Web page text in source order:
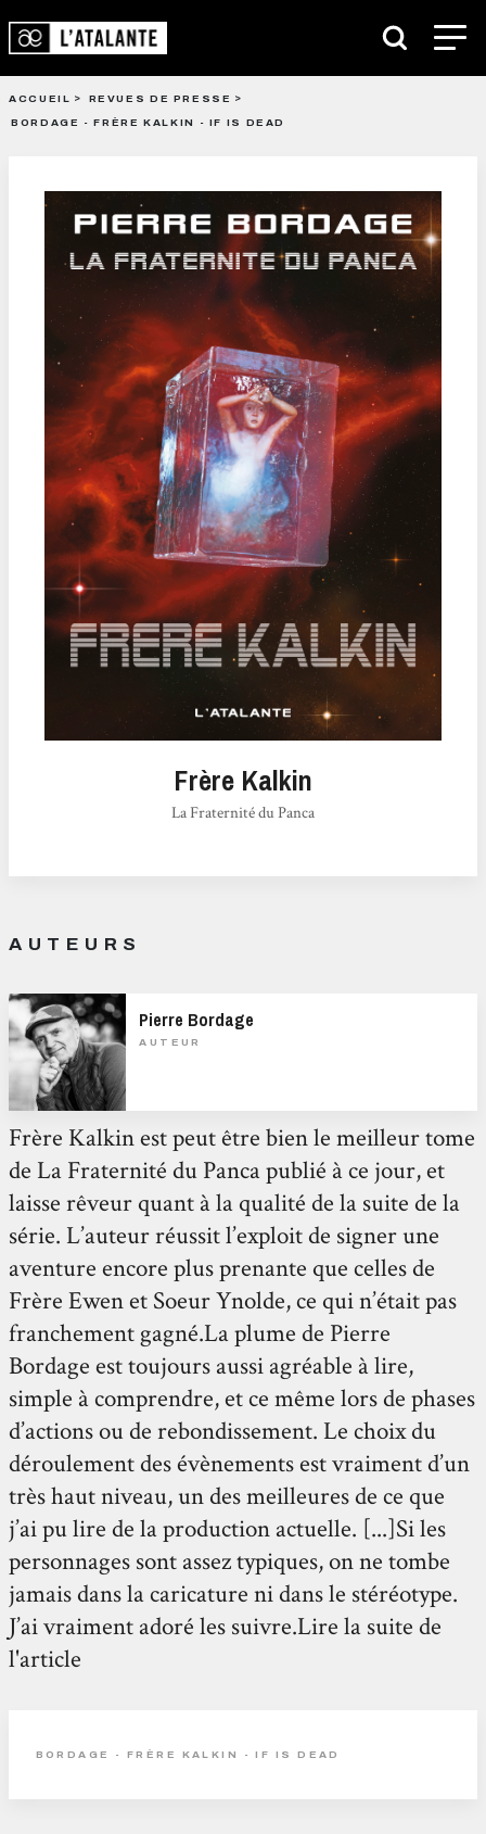
ACCUEIL
REVUES DE PRESSE
BORDAGE - FRÈRE KALKIN - IF IS DEAD
Frère Kalkin
La Fraternité du Panca
AUTEURS
Pierre Bordage
AUTEUR
Frère Kalkin est peut être bien le meilleur tome
de La Fraternité du Panca publié à ce jour, et
laisse rêveur quant à la qualité de la suite de la
série. L’auteur réussit l’exploit de signer une
aventure encore plus prenante que celles de
Frère Ewen et Soeur Ynolde, ce qui n’était pas
franchement gagné.La plume de Pierre
Bordage est toujours aussi agréable à lire,
simple à comprendre, et ce même lors de phases
d’actions ou de rebondissement. Le choix du
déroulement des évènements est vraiment d’un
très haut niveau, un des meilleures de ce que
j’ai pu lire de la production actuelle. [...]Si les
personnages sont assez typiques, on ne tombe
jamais dans la caricature ni dans le stéréotype.
J’ai vraiment adoré les suivre.Lire la suite de
l'article
BORDAGE - FRÈRE KALKIN - IF IS DEAD